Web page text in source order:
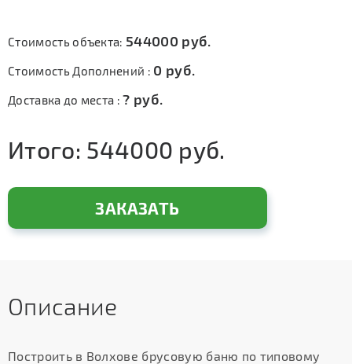
Стоимость объекта: 544000 руб.
Стоимость Дополнений : 0 руб.
Доставка до места :? руб.
Итого: 544000 руб.
ЗАКАЗАТЬ
Описание
Построить в Волхове брусовую баню по типовому